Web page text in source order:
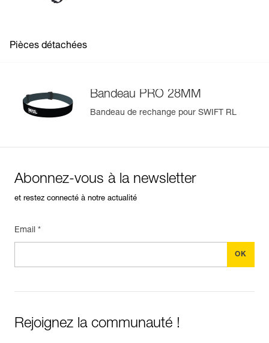
Pièces détachées
Bandeau PRO 28MM
Bandeau de rechange pour SWIFT RL
Abonnez-vous à la newsletter
et restez connecté à notre actualité
Email *
Rejoignez la communauté !